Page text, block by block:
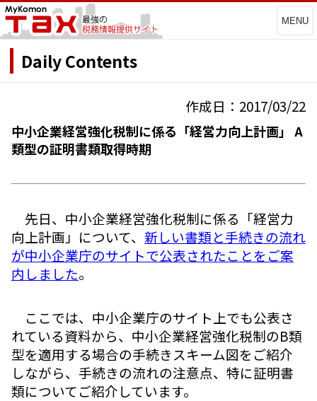
MENU
Daily Contents
作成日：2017/03/22
中小企業経営強化税制に係る「経営力向上計画」 A
類型の証明書類取得時期
先日、中小企業経営強化税制に係る「経営力
向上計画」について、 新しい書類と手続きの流れ
が中小企業庁のサイトで公表されたことをご案
内しました。
ここでは、中小企業庁のサイト上でも公表さ
れている資料から、中小企業経営強化税制のB類
型を適用する場合の手続きスキーム図をご紹介
しながら、手続きの流れの注意点、特に証明書
類についてご紹介しています。